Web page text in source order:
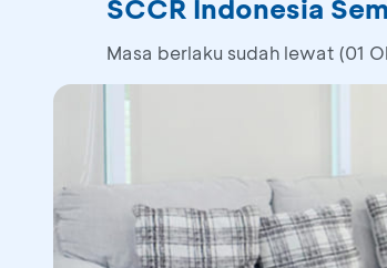
SCCR Indonesia
Masa berlaku sudah lewat (01